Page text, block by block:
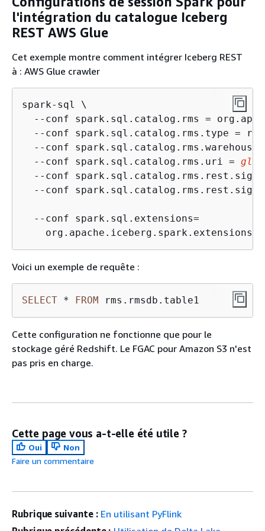
l'intégration du catalogue Iceberg
REST AWS Glue
Cet exemple montre comment intégrer Iceberg REST
à : AWS Glue crawler
spark-sql \
--conf spark.sql.catalog.rms =
--conf spark.sql.catalog.rms.type =
--conf
  --conf spark.sql.catalog.rms.uri =
--conf
--conf
  --conf spark.sql.extensions=
Voici un exemple de requête :
SELECT * FROM rms.rmsdb.table1
Cette configuration ne fonctionne que pour le
stockage géré Redshift. Le FGAC pour Amazon S3 n'est
pas pris en charge.
Cette page vous a-t-elle été utile ?
Oui
Non
Faire un commentaire
Rubrique suivante : En utilisant PyFlink